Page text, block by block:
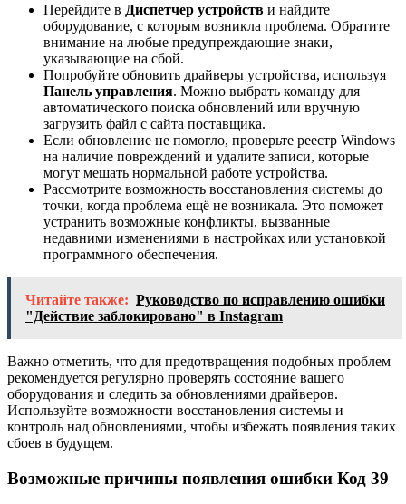
Перейдите в Диспетчер устройств и найдите
оборудование, с которым возникла проблема. Обратите
внимание на любые предупреждающие знаки,
указывающие на сбой.
Попробуйте обновить драйверы устройства, используя
Панель управления. Можно выбрать команду для
автоматического поиска обновлений или вручную
загрузить файл с сайта поставщика.
Если обновление не помогло, проверьте реестр Windows
на наличие повреждений и удалите записи, которые
могут мешать нормальной работе устройства.
Рассмотрите возможность восстановления системы до
точки, когда проблема ещё не возникала. Это поможет
устранить возможные конфликты, вызванные
недавними изменениями в настройках или установкой
программного обеспечения.
Читайте также: Руководство по исправлению ошибки
"Действие заблокировано" в Instagram
Важно отметить, что для предотвращения подобных проблем
рекомендуется регулярно проверять состояние вашего
оборудования и следить за обновлениями драйверов.
Используйте возможности восстановления системы и
контроль над обновлениями, чтобы избежать появления таких
сбоев в будущем.
Возможные причины появления ошибки Код 39